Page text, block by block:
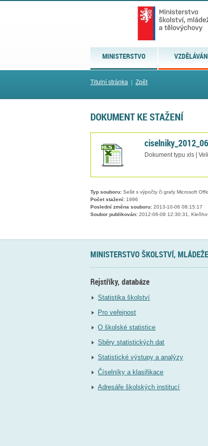
MINISTERSTVO
Titulní stránka Zpět
DOKUMENT KE STAŽENÍ
Dokument typu xls |
Typ souboru: Sešit s výpočty či grafy Microsoft
Počet stažení: 1996
Poslední změna souboru: 2013-10-06 08:15:17
Soubor publikován: 2012-06-08 12:30:31,
MINISTERSTVO ŠKOLSTVÍ,
Rejstříky, databáze
Statistika školství
Pro veřejnost
O školské statistice
Sběry statistických dat
Statistické výstupy a analýzy
Číselníky a klasifikace
Adresáře školských institucí